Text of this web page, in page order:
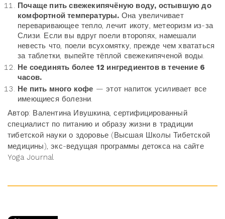
Почаще пить свежекипячёную воду, остывшую до
комфортной температуры. Она увеличивает
переваривающее тепло, лечит икоту, метеоризм из-за
Слизи. Если вы вдруг поели второпях, намешали
невесть что, поели всухомятку, прежде чем хвататься
за таблетки, выпейте тёплой свежекипяченой воды.
Не соединять более 12 ингредиентов в течение 6
часов.
Не пить много кофе — этот напиток усиливает все
имеющиеся болезни.
Автор: Валентина Ивушкина, сертифицированный
специалист по питанию и образу жизни в традиции
тибетской науки о здоровье (Высшая Школы Тибетской
медицины), экс-ведущая программы детокса на сайте
Yoga Journal